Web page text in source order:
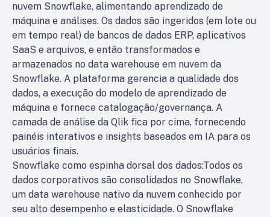
nuvem Snowflake, alimentando aprendizado de
máquina e análises. Os dados são ingeridos (em lote ou
em tempo real) de bancos de dados ERP, aplicativos
SaaS e arquivos, e então transformados e
armazenados no data warehouse em nuvem da
Snowflake. A plataforma gerencia a qualidade dos
dados, a execução do modelo de aprendizado de
máquina e fornece catalogação/governança. A
camada de análise da Qlik fica por cima, fornecendo
painéis interativos e insights baseados em IA para os
usuários finais.
Snowflake como espinha dorsal dos dados:Todos os
dados corporativos são consolidados no Snowflake,
um data warehouse nativo da nuvem conhecido por
seu alto desempenho e elasticidade. O Snowflake